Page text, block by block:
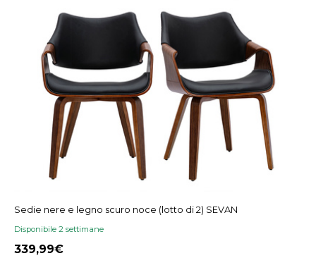
Sedie nere e legno scuro noce (lotto di 2) SEVAN
Disponibile 2 settimane
339,99